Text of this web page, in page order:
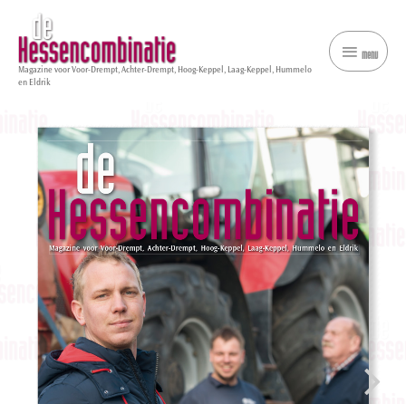
Magazine voor Voor-Drempt, Achter-Drempt, Hoog-Keppel, Laag-Keppel, Hummelo
en Eldrik
menumenu